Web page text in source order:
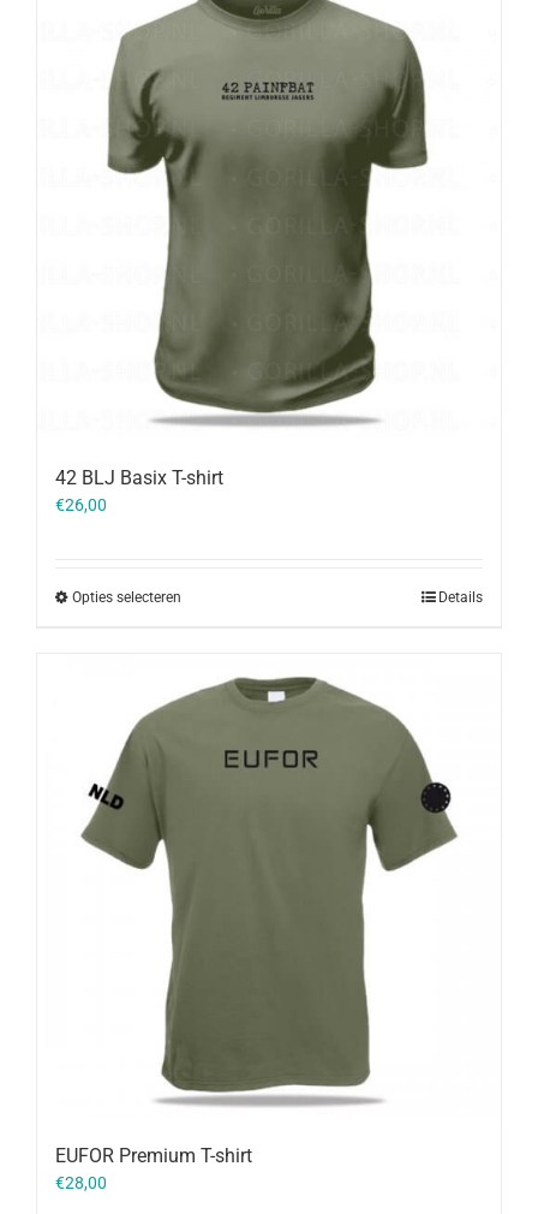
42 BLJ Basix T-shirt
€26,00
Opties selecteren Details
EUFOR Premium T-shirt
€28,00